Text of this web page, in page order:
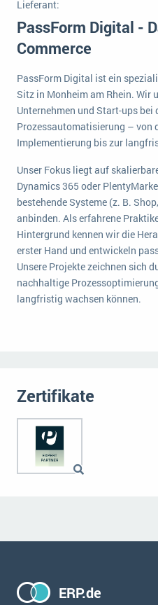
SAP übernimmt Reltio
Datenintegration
SAP investiert mit zwei
ERP-Trends in der
NACHRICHTENARCHIV
Lieferant:
PassForm Digital -
Commerce
PassForm Digital ist ein
Sitz in Monheim am Rhein.
Unternehmen und Start-ups
Prozessautomatisierung – von
Implementierung bis zur
Unser Fokus liegt auf
Dynamics 365 oder
bestehende Systeme (z. B.
anbinden. Als erfahrene
Hintergrund kennen wir die
erster Hand und entwickeln
Unsere Projekte zeichnen sich
nachhaltige
langfristig wachsen können.
Zertifikate
ERP.de